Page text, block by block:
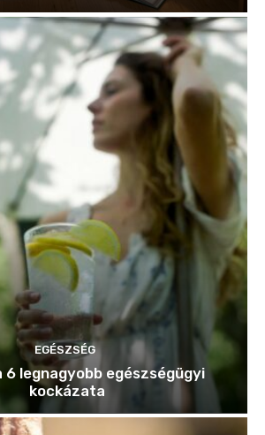
EGÉSZSÉG
6 legnagyobb egészségügyi
kockázata